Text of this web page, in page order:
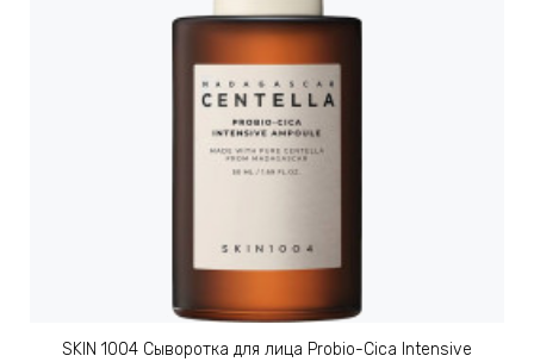
SKIN 1004 Сыворотка для лица Probio-Cica Intensive